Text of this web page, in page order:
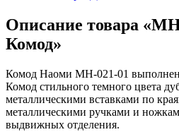
Описание товара
Комод»
Комод Наоми МН-021-01 выполнен
Комод стильного темного цвета
металлическими вставками по
металлическими ручками и
выдвижных отделения.